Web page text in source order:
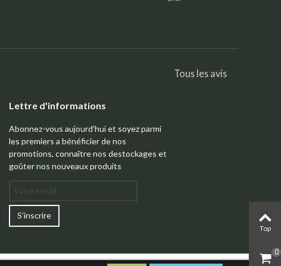
Tous les avis
Lettre d'informations
Abonnez-vous aujourd'hui et soyez parmi
les premiers a bénéficier de nos
promotions, connaître nos destockages et
goûter nos nouveaux produits
S'inscrire
Top
0